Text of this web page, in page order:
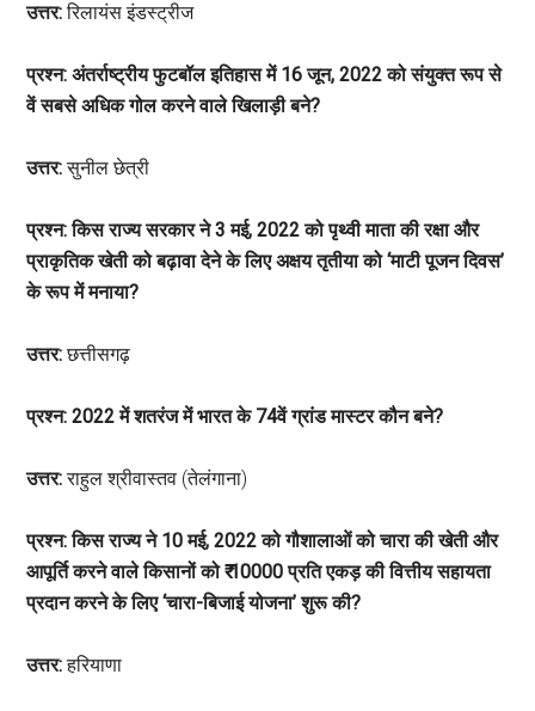
उत्तर:रिलायंस इंडस्ट्रीज
प्रश्न: अंतर्राष्ट्रीय फुटबॉल इतिहास में 16 जून, 2022 को संयुक्त रूप से
वें सबसे अधिक गोल करने वाले खिलाड़ी बने?
उत्तर:सुनील छेत्री
प्रश्न: किस राज्य सरकार ने 3 मई, 2022 को पृथ्वी माता की रक्षा और
प्राकृतिक खेती को बढ़ावा देने के लिए अक्षय तृतीया को ‘माटी पूजन दिवस’
के रूप में मनाया?
उत्तर:छत्तीसगढ़
प्रश्न: 2022 में शतरंज में भारत के 74वें ग्रांड मास्टर कौन बने?
उत्तर:राहुल श्रीवास्तव (तेलंगाना)
प्रश्न: किस राज्य ने 10 मई, 2022 को गौशालाओं को चारा की खेती और
आपूर्ति करने वाले किसानों को ₹ 10000 प्रति एकड़ की वित्तीय सहायता
प्रदान करने के लिए ‘चारा-बिजाई योजना’ शुरू की?
उत्तर:हरियाणा